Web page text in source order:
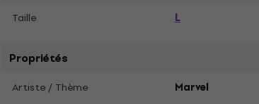
Taille L
Propriétés
Artiste / Thème Marvel